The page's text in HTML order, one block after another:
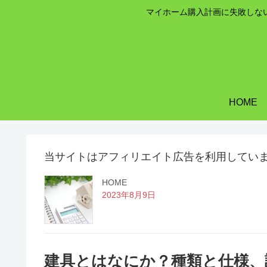
マイホーム購入計画に失敗し
HOME
当サイトはアフィリエイト広告を利用してい
HOME
2023年8月9日
建具とはなにか？種類と仕様